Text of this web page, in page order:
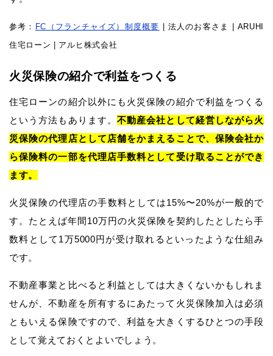
参考： FC（フランチャイズ）制度概要
| 法人のお客さま | ARUHI
住宅ローン | アルヒ株式会社
火災保険の紹介で利益をつくる
住宅ローンの紹介以外にも火災保険の紹介で利益をつくる
という方法もあります。不動産会社として経営しながら火
災保険の代理店として店舗をかまえることで、保険会社か
ら保険料の一部を代理店手数料として受け取ることができ
ます。
火災保険の代理店の手数料としては15%〜20%が一般的で
す。たとえば年間10万円の火災保険を契約したとしたら手
数料として1万5000円が受け取れるといったような仕組み
です。
不動産事業と比べると利益としては大きくないかもしれま
せんが、不動産を所有するにあたって火災保険加入は必須
ともいえる保険ですので、利益を大きくするひとつの手段
として覚えておくとよいでしょう。